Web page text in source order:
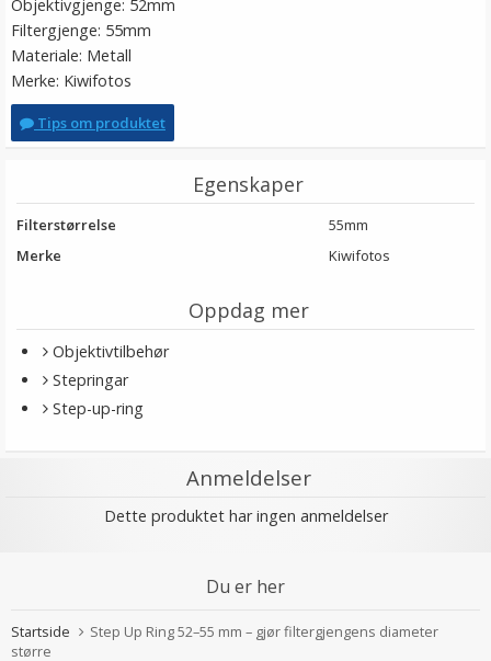
Objektivgjenge: 52mm
Filtergjenge: 55mm
Materiale: Metall
Merke: Kiwifotos
Tips om produktet
Egenskaper
Filterstørrelse
55mm
Merke
Kiwifotos
Oppdag mer
Objektivtilbehør
Stepringar
Step-up-ring
Anmeldelser
Dette produktet har ingen anmeldelser
Du er her
Startside
Step Up Ring 52–55 mm – gjør filtergjengens diameter
større